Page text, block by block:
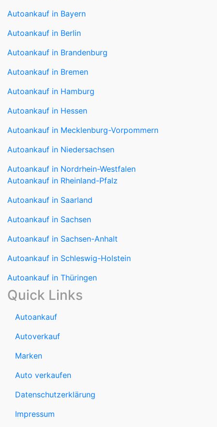
Autoankauf in Bayern
Autoankauf in Berlin
Autoankauf in Brandenburg
Autoankauf in Bremen
Autoankauf in Hamburg
Autoankauf in Hessen
Autoankauf in Mecklenburg-Vorpommern
Autoankauf in Niedersachsen
Autoankauf in Nordrhein-Westfalen
Autoankauf in Rheinland-Pfalz
Autoankauf in Saarland
Autoankauf in Sachsen
Autoankauf in Sachsen-Anhalt
Autoankauf in Schleswig-Holstein
Autoankauf in Thüringen
Quick Links
Autoankauf
Autoverkauf
Marken
Auto verkaufen
Datenschutzerklärung
Impressum